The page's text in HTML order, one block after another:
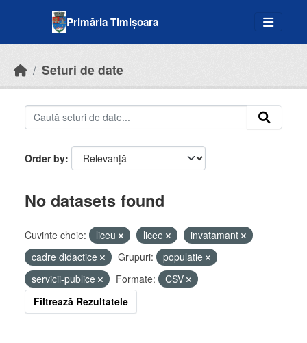
Primăria Timișoara
Seturi de date
Order by
No datasets found
Cuvinte cheie: liceu licee
invatamant
cadre didactice
Grupuri:
populatie
servicii-publice
Formate:
CSV
Filtrează Rezultatele